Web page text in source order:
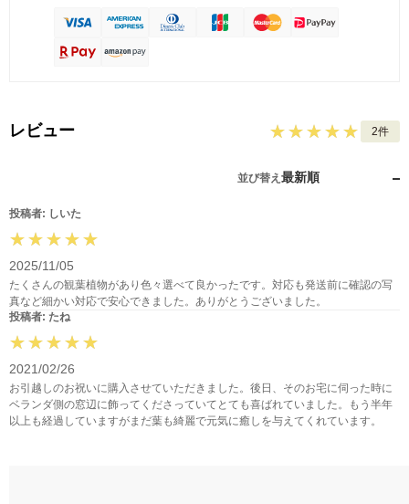
レビュー 2件
並び替え 最新順
投稿者: しいた
2025/11/05
たくさんの観葉植物があり色々選べて良かったです。対応も発送前に確認の写
真など細かい対応で安心できました。ありがとうございました。
投稿者: たね
2021/02/26
お引越しのお祝いに購入させていただきました。後日、そのお宅に伺った時に
ベランダ側の窓辺に飾ってくださっていてとても喜ばれていました。もう半年
以上も経過していますがまだ葉も綺麗で元気に癒しを与えてくれています。